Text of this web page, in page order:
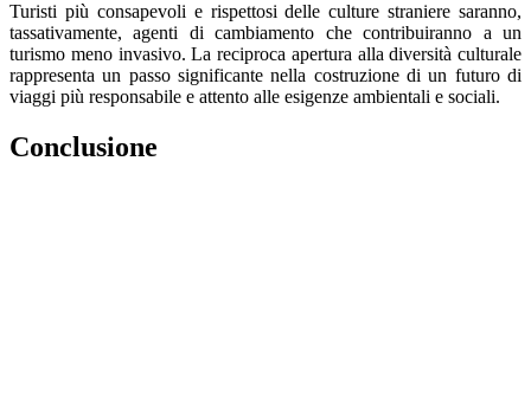
Turisti più consapevoli e rispettosi delle culture straniere saranno,
tassativamente, agenti di cambiamento che contribuiranno a un
turismo meno invasivo. La reciproca apertura alla diversità culturale
rappresenta un passo significante nella costruzione di un futuro di
viaggi più responsabile e attento alle esigenze ambientali e sociali.
Conclusione